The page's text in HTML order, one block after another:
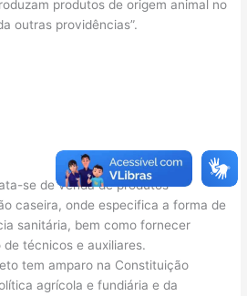
produtos de origem animal no
outras providências”.
se de venda de produtos
caseira, onde especifica a forma de
sanitária, bem como fornecer
técnicos e auxiliares.
tem amparo na Constituição
agrícola e fundiária e da